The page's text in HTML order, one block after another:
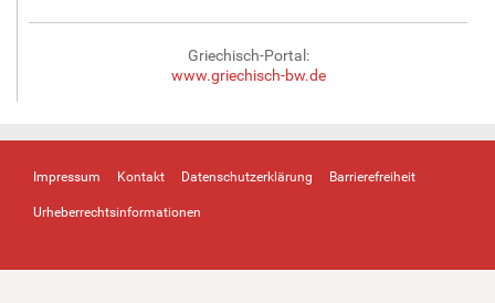
Griechisch-Portal:
www.griechisch-bw.de
Impressum Kontakt Datenschutzerklärung Barrierefreiheit
Urheberrechtsinformationen